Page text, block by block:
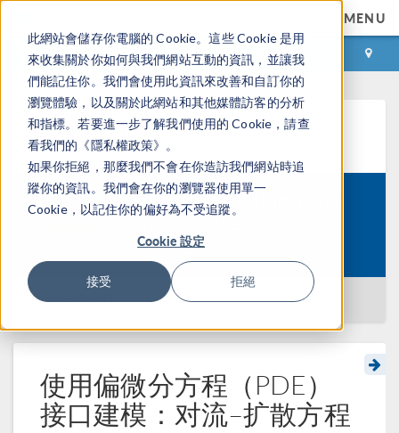
此網站會儲存你電腦的 Cookie。這些 Cookie 是用
來收集關於你如何與我們網站互動的資訊，並讓我
們能記住你。我們會使用此資訊來改善和自訂你的
瀏覽體驗，以及關於此網站和其他媒體訪客的分析
和指標。若要進一步了解我們使用的 Cookie，請查
看我們的《隱私權政策》。
如果你拒絕，那麼我們不會在你造訪我們網站時追
蹤你的資訊。我們會在你的瀏覽器使用單一
Cookie，以記住你的偏好為不受追蹤。
Cookie 設定
接受 拒絕
MENU
登录 咨询与购买
学习中心
Modeling with Partial Differential
Multiphysics
返回学习中心
使用偏微分方程（PDE）
接口建模：对流–扩散方程